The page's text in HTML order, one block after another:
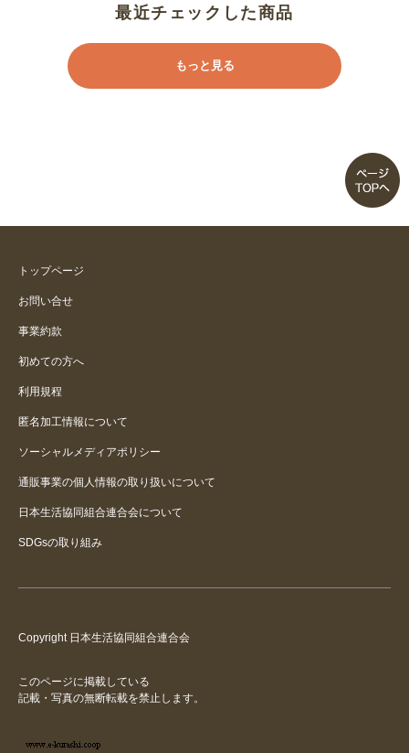
最近チェックした商品
もっと見る
トップページ
お問い合せ
事業約款
初めての方へ
利用規程
匿名加工情報について
ソーシャルメディアポリシー
通販事業の個人情報の取り扱いについて
日本生活協同組合連合会について
SDGsの取り組み
Copyright 日本生活協同組合連合会
このページに掲載している
記載・写真の無断転載を禁止します。